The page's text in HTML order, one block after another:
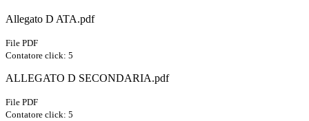
Allegato D ATA.pdf
File PDF
Contatore click: 5
ALLEGATO D SECONDARIA.pdf
File PDF
Contatore click: 5